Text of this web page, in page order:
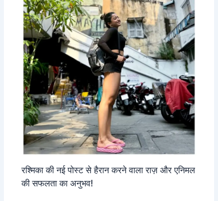
रश्मिका की नई पोस्ट से हैरान करने वाला राज़ और एनिमल
की सफलता का अनुभव!